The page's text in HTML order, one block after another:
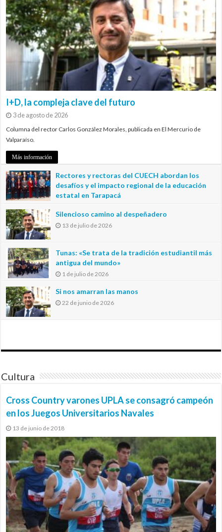
I+D, la compleja clave del futuro
3 de agosto de 2026
Columna del rector Carlos González Morales, publicada en El Mercurio de
Valparaíso.
Más información
Rectores y rectoras del CUECH abordan los
desafíos y el impacto regional de la educación
estatal en Tarapacá
Silencioso camino al despeñadero
13 de julio de 2026
Tunas: «Se trata de la tradición estudiantil más
antigua del mundo»
1 de julio de 2026
Si nos amarran las manos
22 de junio de 2026
Cultura
Cross Country varones UPLA se consagró campeón
en los Juegos Universitarios Navales
13 de junio de 2018